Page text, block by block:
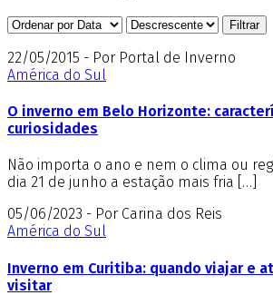
22/05/2015 - Por Portal de Inverno
América do Sul
O inverno em Belo Horizonte:
curiosidades
Não importa o ano e nem o clima ou
dia 21 de junho a estação mais fria […]
05/06/2023 - Por Carina dos Reis
América do Sul
Inverno em Curitiba: quando viajar e
visitar